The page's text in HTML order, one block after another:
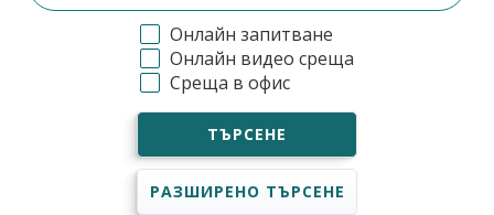
Онлайн запитване
Онлайн видео среща
Среща в офис
ТЪРСЕНЕ
РАЗШИРЕНО ТЪРСЕНЕ